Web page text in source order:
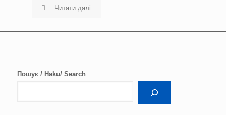
Читати далі
Пошук / Haku/ Search